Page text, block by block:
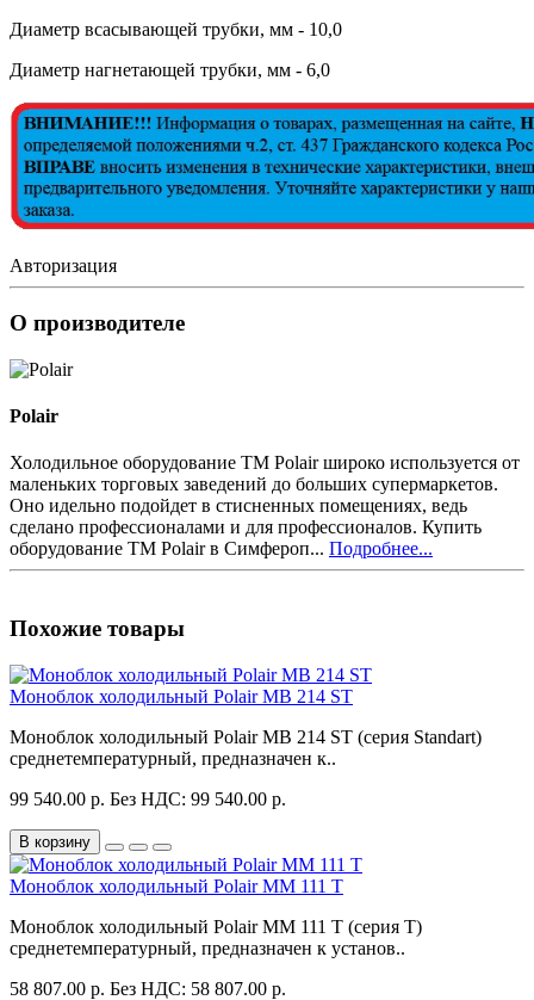
Диаметр всасывающей трубки, мм - 10,0
Диаметр нагнетающей трубки, мм - 6,0
Авторизация
О производителе
Polair
Холодильное оборудование ТМ Polair широко используется от
маленьких торговых заведений до больших супермаркетов.
Оно идельно подойдет в стисненных помещениях, ведь
сделано профессионалами и для профессионалов. Купить
оборудование ТМ Polair в Симфероп... Подробнее...
Похожие товары
Моноблок холодильный Polair MB 214 ST
Моноблок холодильный Polair MB 214 ST (серия Standart)
среднетемпературный, предназначен к..
99 540.00 р. Без НДС: 99 540.00 р.
В корзину
Моноблок холодильный Polair MM 111 T
Моноблок холодильный Polair MM 111 T (серия T)
среднетемпературный, предназначен к установ..
58 807.00 р. Без НДС: 58 807.00 р.